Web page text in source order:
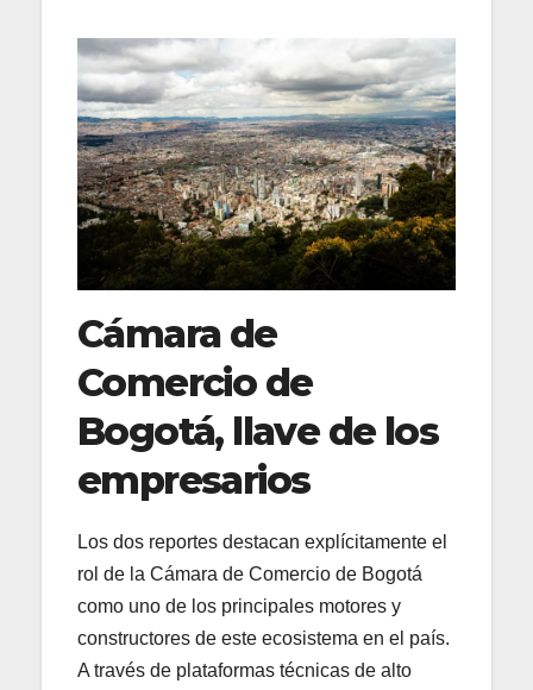
Cámara de
Comercio de
Bogotá, llave de los
empresarios
Los dos reportes destacan explícitamente el
rol de la Cámara de Comercio de Bogotá
como uno de los principales motores y
constructores de este ecosistema en el país.
A través de plataformas técnicas de alto